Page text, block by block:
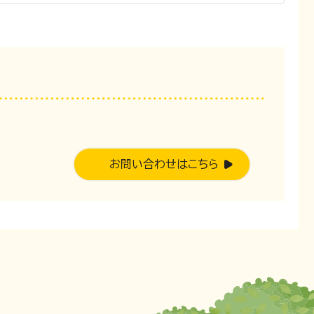
お問い合わせはこちら